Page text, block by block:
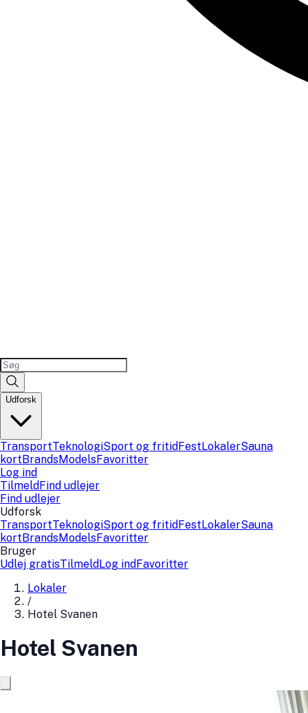
Udforsk
TransportTeknologiSport og fritidFestLokalerSauna
kortBrandsModelsFavoritter
Log ind
TilmeldFind udlejer
Find udlejer
Udforsk
TransportTeknologiSport og fritidFestLokalerSauna
kortBrandsModelsFavoritter
Bruger
Udlej gratisTilmeldLog indFavoritter
Lokaler
/
Hotel Svanen
Hotel Svanen